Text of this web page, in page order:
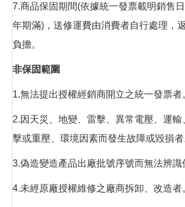
7.商品保固期間(依據統一發票載明銷售
年期滿)，送修運費由消費者自行處理，
負擔。
非保固範圍
1.無法提出授權經銷商開立之統一發票者
2.因天災、地變、雷擊、異常電壓、運
擊或重壓、環境因素而發生故障或毀損者
3.偽造變造產品出廠批號序號而無法辨識
4.未經原廠授權維修之廠商拆卸、改造者